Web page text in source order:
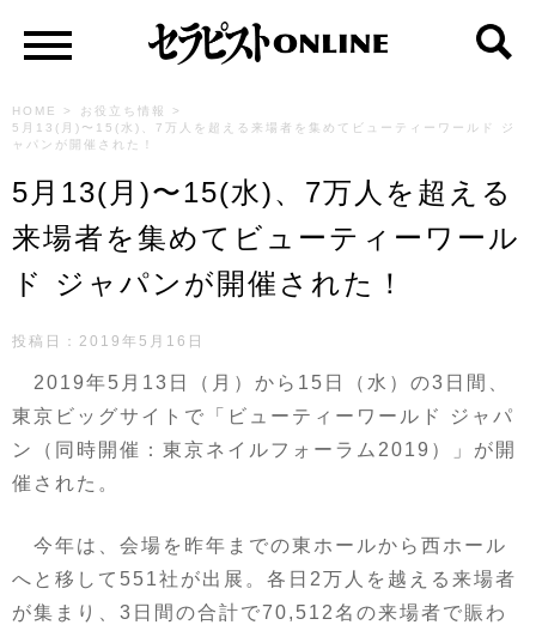
HOME > お役立ち情報
>
5月13(月)〜15(水)、7万人を超える来場者を集めてビューティーワールド ジ
ャパンが開催された！
5月13(月)〜15(水)、7万人を超える
来場者を集めてビューティーワール
ド ジャパンが開催された！
投稿日：2019年5月16日
2019年5月13日（月）から15日（水）の3日間、
東京ビッグサイトで「ビューティーワールド ジャパ
ン（同時開催：東京ネイルフォーラム2019）」が開
催された。
今年は、会場を昨年までの東ホールから西ホール
へと移して551社が出展。各日2万人を越える来場者
が集まり、3日間の合計で70,512名の来場者で賑わ